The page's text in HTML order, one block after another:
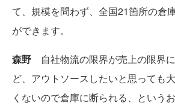
て、規模を問わず、全国21箇所の倉
ができます。
森野 自社物流の限界が売上の限界
ど、アウトソースしたいと思っても
くないので倉庫に断られる、という